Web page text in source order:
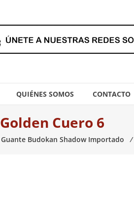
QUIÉNES SOMOS CONTACTO
Golden Cuero 6
Guante Budokan Shadow Importado ⁄